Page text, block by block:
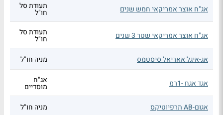
אג"ח אוצר אמריקאי חמש שנים תעודת סל
חו"ל
אג"ח אוצר אמריקאי שטר 3 שנים תעודת סל
חו"ל
אג-איגל אאריאל סיסטמס
מניה חו"ל
אגד אגח -1רמ אג"ח
מוסדיים
אגום-AB תרפיוטיקס
מניה חו"ל